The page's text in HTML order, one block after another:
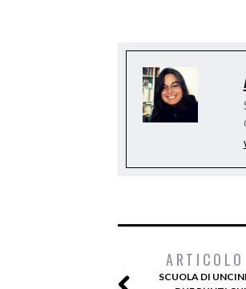
ARTICOLO
SCUOLA DI